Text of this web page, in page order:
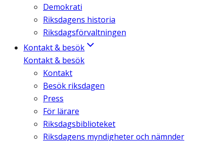
Demokrati
Riksdagens historia
Riksdagsförvaltningen
Kontakt & besök
Kontakt & besök
Kontakt
Besök riksdagen
Press
För lärare
Riksdagsbiblioteket
Riksdagens myndigheter och nämnder